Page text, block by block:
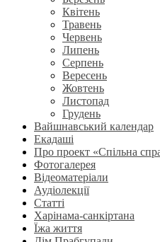
Квітень
Травень
Червень
Липень
Серпень
Вересень
Жовтень
Листопад
Грудень
Вайшнавський календар
Екадаші
Про проект «Спільна
Фотогалерея
Відеоматеріали
Аудіолекції
Статті
Харінама-санкіртана
Їжа життя